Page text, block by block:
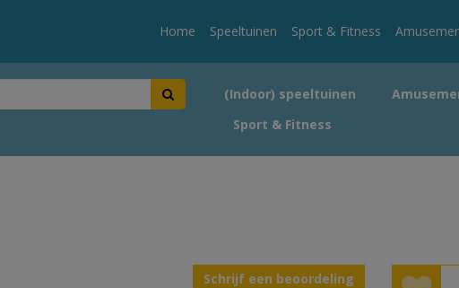
Home Speeltuinen Sport & Fitness
(Indoor) speeltuinen
Sport & Fitness
Schrijf een beoordeling